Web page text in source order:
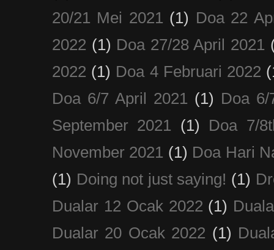
20/21 Mei 2021 (1) Doa 22
2022 (1) Doa 27/28 April 2021
2022 (1) Doa 4 Februari 2022
Doa 6/7 April 2021 (1) Doa
September 2021
(1)
Doa 7/
November 2021 (1) Doa Hari
(1) Doing not just saying! (1)
Dualar 12 Ocak 2022 (1)
Dualar 20 Ocak 2022 (1)